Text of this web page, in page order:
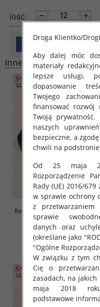
lość:
Inne produkty
Balerinki/ Espadryle damskie
36-41, 1 kolor Paczka 8 szt
39.00 zł
szczegóły
Droga Klientko/
Aby dalej móc
materiały
lepsze usługi,
dopasowanie
Twojego
finansować rozwój
Twoją
naszych
bezpieczne, a
chwili na
Od 25 maja
Rozporządzenie
Rady (UE) 2016/
w sprawie ochrony
z
sprawie
danych oraz
(określane jako
"Ogólne
W związku z tym
Cię o
zasadach, na
maja 2018
podstawowe